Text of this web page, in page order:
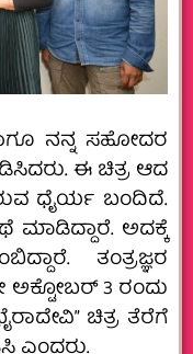
ನನ್ನ ಸಹೋದರ
ಈ ಚಿತ್ರ ಆದ
ಧೈರ್ಯ ಬಂದಿದೆ.
ಮಾಡಿದ್ದಾರೆ. ಅದಕ್ಕೆ
ತಂತ್ರಜ್ಞರ
3 ರಂದು
ಚಿತ್ರ ತೆರೆಗೆ